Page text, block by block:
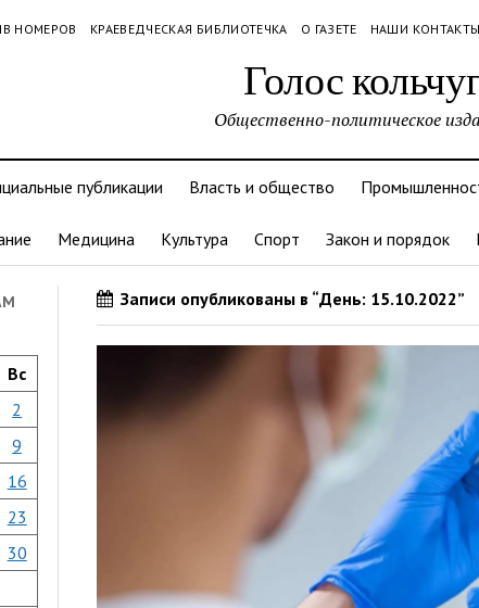
НОМЕРОВ КРАЕВЕДЧЕСКАЯ БИБЛИОТЕЧКА О ГАЗЕТЕ НАШИ
Голос
Общественно-политическое
публикации Власть и общество
Медицина Культура Спорт Закон и порядок
Вс
2
9
16
23
30
Записи опубликованы в “День: 15.10.2022”